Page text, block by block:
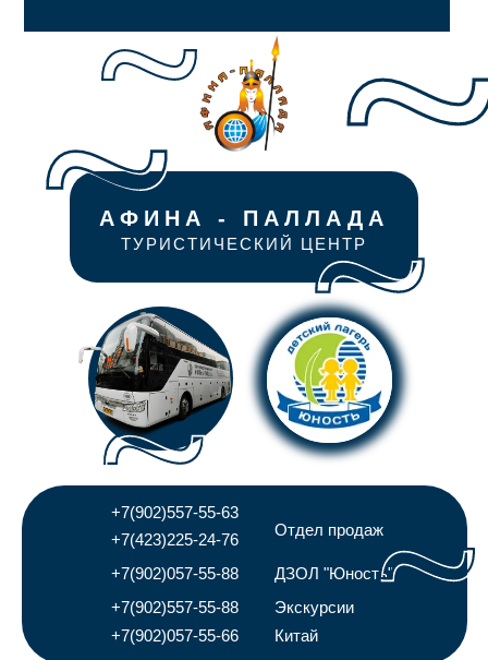
+7(902)057-55-88
+7(902)557-55-63
Отдел продаж
+7(902)057-55-66
+7(902)557-55-88
ДЗОЛ "Юность"
Экскурсии
Китай
АФИНА - ПАЛЛАДА
+7(423)225-24-76
ТУРИСТИЧЕСКИЙ ЦЕНТР